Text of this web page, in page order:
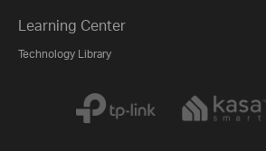
Learning Center
Technology Library